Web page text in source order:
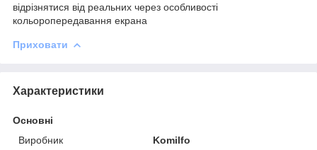
відрізнятися від реальних через особливості
кольоропередавання екрана
Приховати
Характеристики
Основні
Виробник
Komilfo